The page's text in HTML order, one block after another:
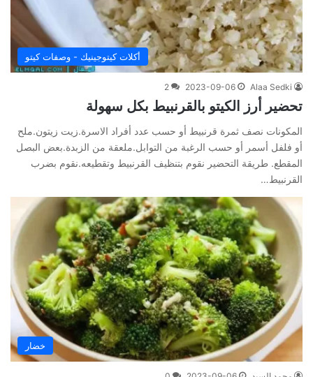
أكلات كيتوجينيك - وصفات كيتو
Alaa Sedki
2023-09-06
2
تحضير أرز الكيتو بالقرنبيط بكل سهولة
المكونات نصف ثمرة قرنبيط أو حسب عدد أفراد الاسرة.زيت زيتون.ملح
أو فلفل أسمر أو حسب الرغبة من التوابل.ملعقة من الزبدة.بعض البصل
المقطع. طريقة التحضير نقوم بتنظيف القرنبيط وتقطيعه.نقوم بضرب
القرنبيط…
خضار